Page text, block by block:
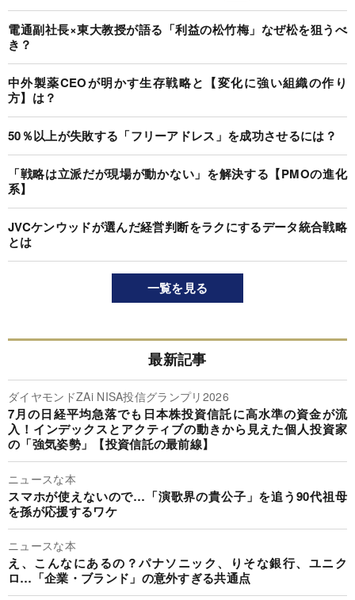
電通副社長×東大教授が語る「利益の松竹梅」なぜ松を狙うべ
き？
中外製薬CEOが明かす生存戦略と【変化に強い組織の作り
方】は？
50％以上が失敗する「フリーアドレス」を成功させるには？
「戦略は立派だが現場が動かない」を解決する【PMOの進化
系】
JVCケンウッドが選んだ経営判断をラクにするデータ統合戦略
とは
一覧を見る
最新記事
ダイヤモンドZAi NISA投信グランプリ2026
7月の日経平均急落でも日本株投資信託に高水準の資金が流
入！インデックスとアクティブの動きから見えた個人投資家
の「強気姿勢」【投資信託の最前線】
ニュースな本
スマホが使えないので…「演歌界の貴公子」を追う90代祖母
を孫が応援するワケ
ニュースな本
え、こんなにあるの？パナソニック、りそな銀行、ユニク
ロ…「企業・ブランド」の意外すぎる共通点